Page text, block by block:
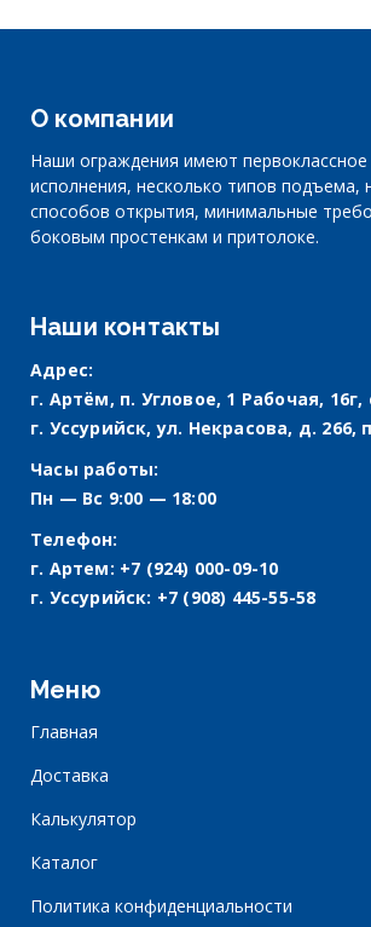
О компании
Наши ограждения имеют первоклассное
исполнения, несколько типов подъема,
способов открытия, минимальные
боковым простенкам и притолоке.
Наши контакты
Адрес:
г. Артём, п. Угловое, 1 Рабочая, 16г,
г. Уссурийск, ул. Некрасова, д. 266,
Часы работы:
Пн — Вс 9:00 — 18:00
Телефон:
г. Артем: +7 (924) 000-09-10
г. Уссурийск: +7 (908) 445-55-58
Меню
Главная
Доставка
Калькулятор
Каталог
Политика конфиденциальности